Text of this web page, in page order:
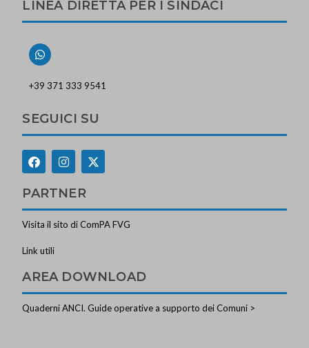
LINEA DIRETTA PER I SINDACI
+39 371 333 9541
SEGUICI SU
PARTNER
Visita il sito di ComPA FVG
Link utili
AREA DOWNLOAD
Quaderni ANCI. Guide operative a supporto dei Comuni >